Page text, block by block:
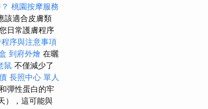
桃園按摩服務
該適合皮膚類
日常護膚程序
序與注意事項
到府外燴 在曬
鼠 不僅減少了
長照中心 單人
彈性蛋白的牢
），這可能與